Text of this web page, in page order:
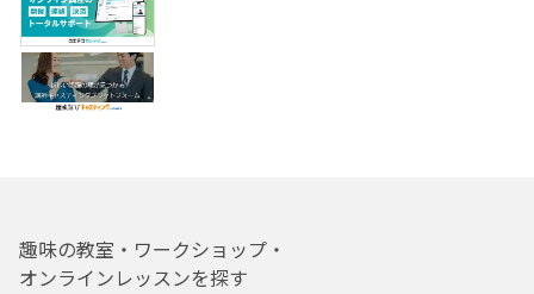
趣味の教室・ワークショップ・
オンラインレッスンを探す